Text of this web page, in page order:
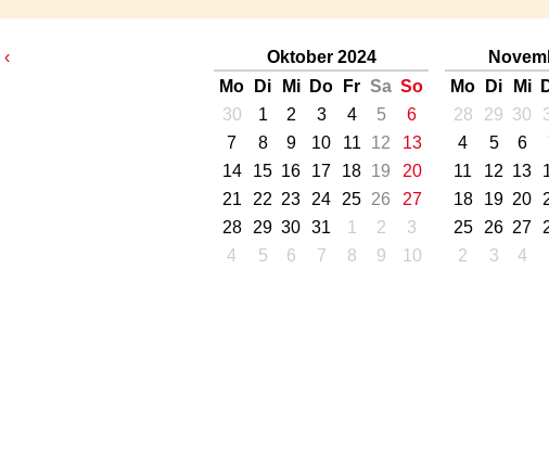
‹
Oktober 2024
Mo
Di Mi Do Fr Sa So
30
1 2 3 4 5
6
7
8 9 10 11 12
13
14
15 16 17 18 19
20
21
22 23 24 25 26
27
28
29 30 31 1 2
3
4
5 6 7 8 9 10
Mo
Di Mi
28
29 30
4
5 6
11
12 13
18
19 20
25
26 27
2
3 4